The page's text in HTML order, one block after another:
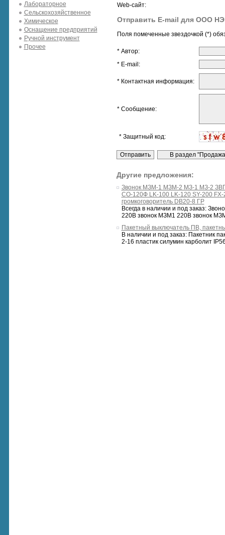
Лабораторное
Сельскохозяйственное
Химическое
Оснащение предприятий
Ручной инструмент
Прочее
Web-сайт:
Отправить E-mail для ООО
Поля помеченные звездочкой (*)
* Автор:
* E-mail:
* Контактная информация:
* Сообщение:
* Защитный код:
Другие предложения:
Звонок МЗМ-1 МЗМ-2 МЗ-1 МЗ-2
СО-120Ф LK-100 LK-120 SY-200
громкоговоритель DB20-8 ГР
Всегда в наличии и под заказ:
220В звонок МЗМ1 220В звонок
Пакетный выключатель ПВ,
В наличии и под заказ: Пакетник
2-16 пластик силумин карболит